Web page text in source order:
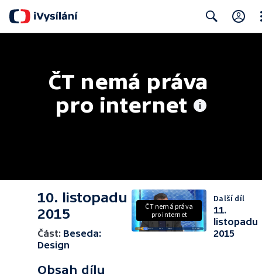
ČT nemá práva
pro internet
10. listopadu
2015
Část: Beseda:
Design
Obsah dílu
ČT nemá práva
pro internet
Další díl
11.
listopadu
2015